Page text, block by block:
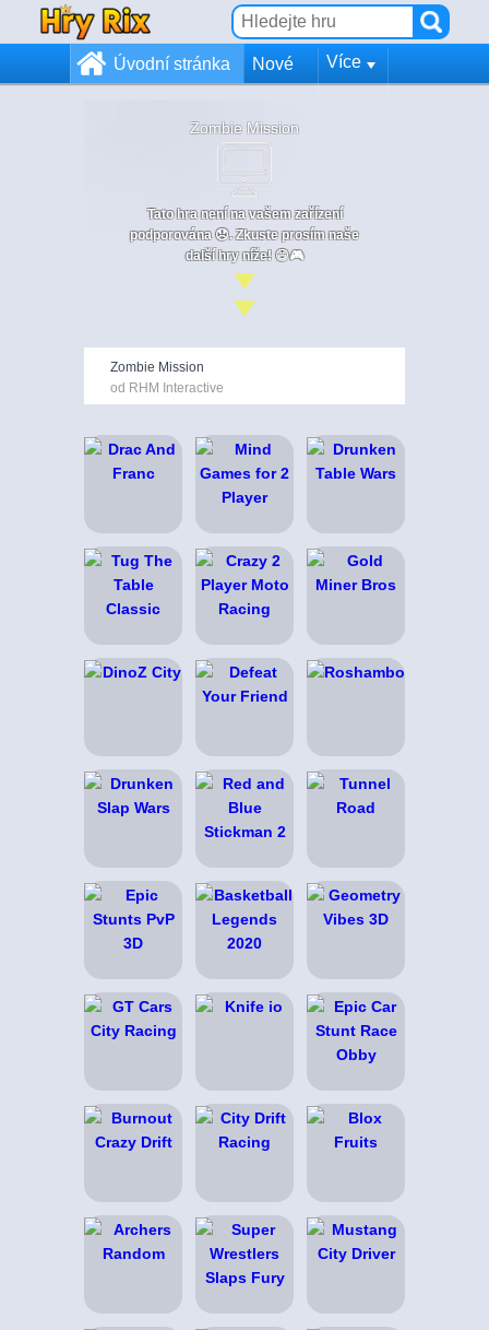
Úvodní stránka Nové Více
Zombie Mission
Tato hra není na vašem zařízení
podporována 😞. Zkuste prosím naše
další hry níže! 😄🎮
Zombie Mission
od RHM Interactive